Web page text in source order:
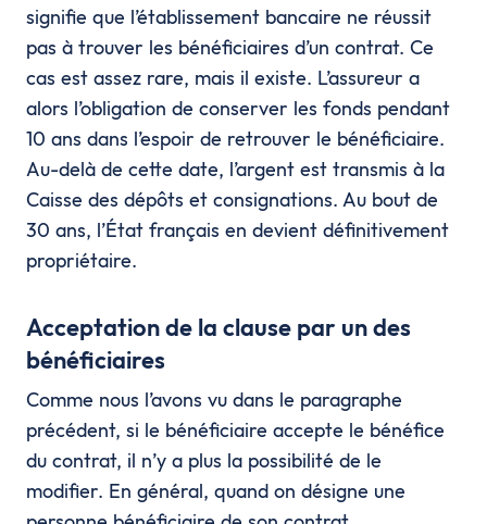
signifie que l’établissement bancaire ne réussit
pas à trouver les bénéficiaires d’un contrat. Ce
cas est assez rare, mais il existe. L’assureur a
alors l’obligation de conserver les fonds pendant
10 ans dans l’espoir de retrouver le bénéficiaire.
Au-delà de cette date, l’argent est transmis à la
Caisse des dépôts et consignations. Au bout de
30 ans, l’État français en devient définitivement
propriétaire.
Acceptation de la clause par un des
bénéficiaires
Comme nous l’avons vu dans le paragraphe
précédent, si le bénéficiaire accepte le bénéfice
du contrat, il n’y a plus la possibilité de le
modifier. En général, quand on désigne une